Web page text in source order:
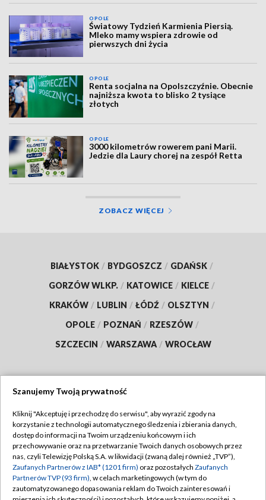
OPOLE
Światowy Tydzień Karmienia Piersią.
Mleko mamy wspiera zdrowie od
pierwszych dni życia
OPOLE
Renta socjalna na Opolszczyźnie. Obecnie
najniższa kwota to blisko 2 tysiące
złotych
OPOLE
3000 kilometrów rowerem pani Marii.
Jedzie dla Laury chorej na zespół Retta
ZOBACZ WIĘCEJ
BIAŁYSTOK / BYDGOSZCZ / GDAŃSK /
GORZÓW WLKP. / KATOWICE / KIELCE /
KRAKÓW / LUBLIN / ŁÓDŹ / OLSZTYN /
OPOLE / POZNAŃ / RZESZÓW /
SZCZECIN / WARSZAWA / WROCŁAW
TVP
Abonament TVP
Emisja w TVP
Centrum informacji TVP
Regulamin TVP
Polityka prywatności
Moje zgody
Szanujemy Twoją prywatność
Kliknij "Akceptuję i przechodzę do serwisu", aby wyrazić zgody na
korzystanie z technologii automatycznego śledzenia i zbierania danych,
dostęp do informacji na Twoim urządzeniu końcowym i ich
przechowywanie oraz na przetwarzanie Twoich danych osobowych przez
nas, czyli Telewizję Polską S.A. w likwidacji (zwaną dalej również „TVP”),
Zaufanych Partnerów z IAB* (1201 firm) oraz pozostałych Zaufanych
Partnerów TVP (93 firm), w celach marketingowych (w tym do
zautomatyzowanego dopasowania reklam do Twoich zainteresowań i